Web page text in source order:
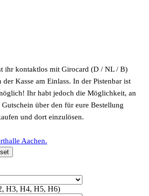
ihr kontaktlos mit Girocard (D / NL / B)
Kasse am Einlass. In der Pistenbar ist
Ihr habt jedoch die Möglichkeit, an
Gutschein über den für eure Bestellung
und dort einzulösen.
Aachen.
H3, H4, H5, H6)